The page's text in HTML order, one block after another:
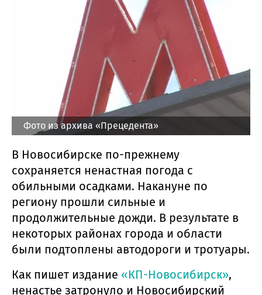
Фото из архива «Прецедента»
В Новосибирске по-прежнему
сохраняется ненастная погода с
обильными осадками. Накануне по
региону прошли сильные и
продолжительные дожди. В результате в
некоторых районах города и области
были подтоплены автодороги и тротуары.
Как пишет издание «КП-Новосибирск»,
ненастье затронуло и Новосибирский